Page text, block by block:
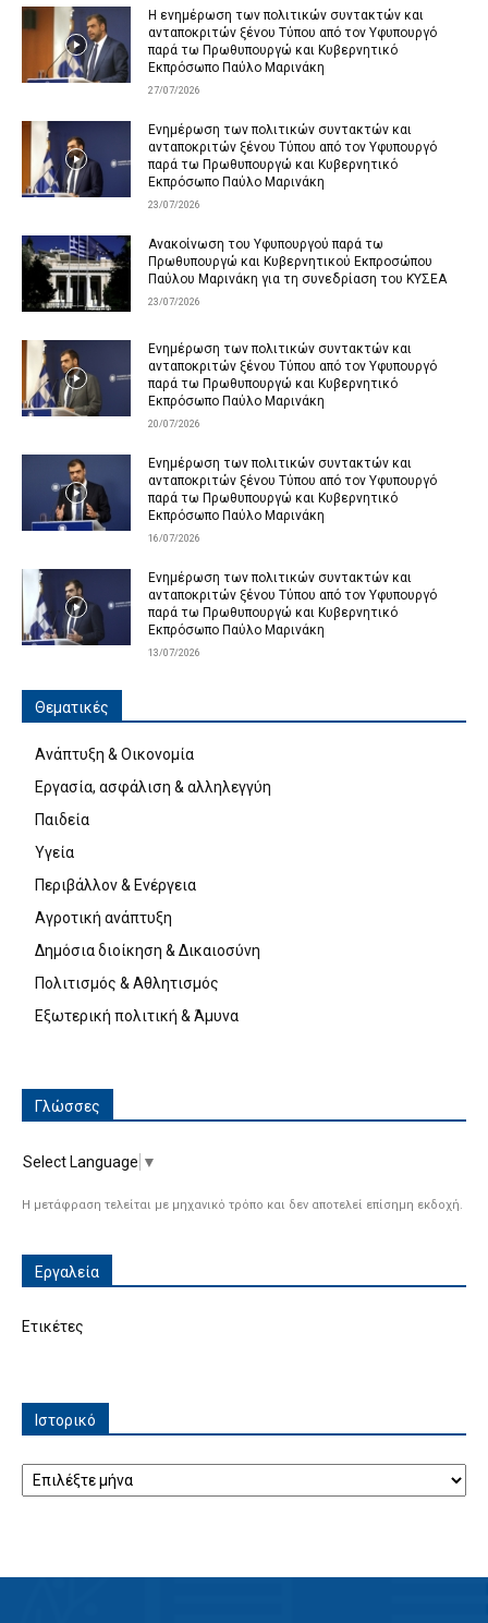
Η ενημέρωση των πολιτικών συντακτών και
ανταποκριτών ξένου Τύπου από τον Υφυπουργό
παρά τω Πρωθυπουργώ και Κυβερνητικό
Εκπρόσωπο Παύλο Μαρινάκη
27/07/2026
Ενημέρωση των πολιτικών συντακτών και
ανταποκριτών ξένου Τύπου από τον Υφυπουργό
παρά τω Πρωθυπουργώ και Κυβερνητικό
Εκπρόσωπο Παύλο Μαρινάκη
23/07/2026
Ανακοίνωση του Υφυπουργού παρά τω
Πρωθυπουργώ και Κυβερνητικού Εκπροσώπου
Παύλου Μαρινάκη για τη συνεδρίαση του ΚΥΣΕΑ
23/07/2026
Ενημέρωση των πολιτικών συντακτών και
ανταποκριτών ξένου Τύπου από τον Υφυπουργό
παρά τω Πρωθυπουργώ και Κυβερνητικό
Εκπρόσωπο Παύλο Μαρινάκη
20/07/2026
Ενημέρωση των πολιτικών συντακτών και
ανταποκριτών ξένου Τύπου από τον Υφυπουργό
παρά τω Πρωθυπουργώ και Κυβερνητικό
Εκπρόσωπο Παύλο Μαρινάκη
16/07/2026
Ενημέρωση των πολιτικών συντακτών και
ανταποκριτών ξένου Τύπου από τον Υφυπουργό
παρά τω Πρωθυπουργώ και Κυβερνητικό
Εκπρόσωπο Παύλο Μαρινάκη
13/07/2026
Θεματικές
Ανάπτυξη & Οικονομία
Εργασία, ασφάλιση & αλληλεγγύη
Παιδεία
Υγεία
Περιβάλλον & Ενέργεια
Αγροτική ανάπτυξη
Δημόσια διοίκηση & Δικαιοσύνη
Πολιτισμός & Αθλητισμός
Εξωτερική πολιτική & Άμυνα
Γλώσσες
Select Language ▼
Η μετάφραση τελείται με μηχανικό τρόπο και δεν αποτελεί επίσημη εκδοχή.
Εργαλεία
Ετικέτες
Ιστορικό